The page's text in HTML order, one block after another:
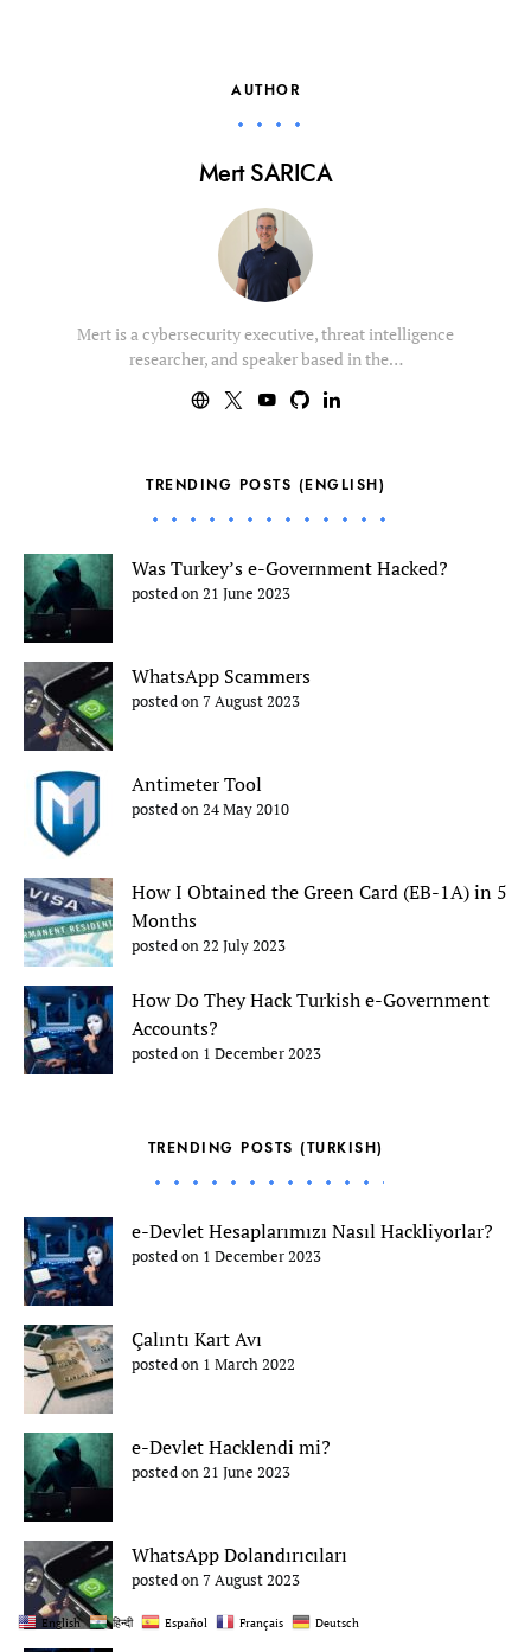
AUTHOR
Mert SARICA
Mert is a cybersecurity executive, threat intelligence
researcher, and speaker based in the…
TRENDING POSTS (ENGLISH)
Was Turkey’s e-Government Hacked?
posted on 21 June 2023
WhatsApp Scammers
posted on 7 August 2023
Antimeter Tool
posted on 24 May 2010
How I Obtained the Green Card (EB-1A) in 5
Months
posted on 22 July 2023
How Do They Hack Turkish e-Government
Accounts?
posted on 1 December 2023
TRENDING POSTS (TURKISH)
e-Devlet Hesaplarımızı Nasıl Hackliyorlar?
posted on 1 December 2023
Çalıntı Kart Avı
posted on 1 March 2022
e-Devlet Hacklendi mi?
posted on 21 June 2023
WhatsApp Dolandırıcıları
posted on 7 August 2023
English हिन्दी Español Français Deutsch